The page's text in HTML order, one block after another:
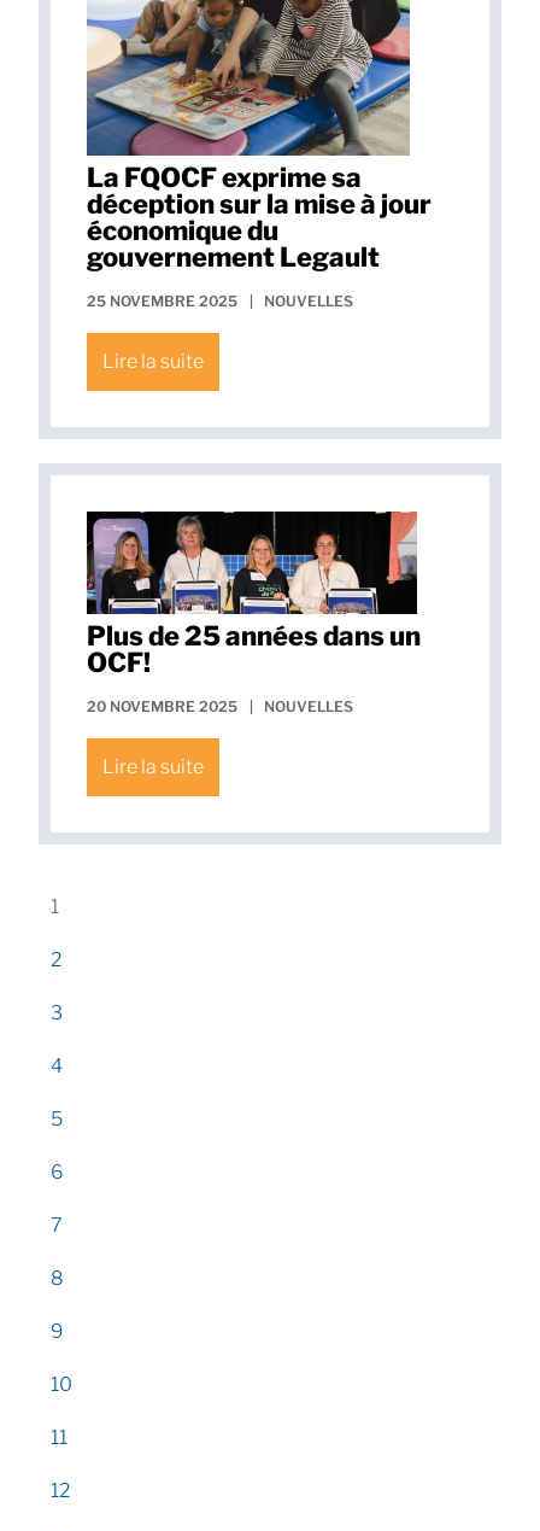
La FQOCF exprime sa
déception sur la mise à jour
économique du
gouvernement Legault
25 NOVEMBRE 2025 | NOUVELLES
Lire la suite
Plus de 25 années dans un
OCF!
20 NOVEMBRE 2025 NOUVELLES
Lire la suite
1
2
3
4
5
6
7
8
9
10
11
12